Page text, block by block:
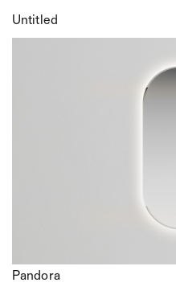
Untitled
Pandora
Не согласен